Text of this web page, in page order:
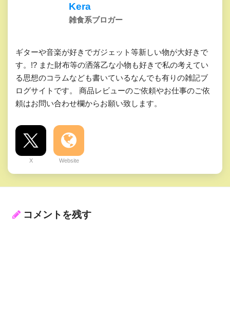
Kera
雑食系ブロガー
ギターや音楽が好きでガジェット等新しい物が大好きで
す。!? また財布等の洒落乙な小物も好きで私の考えてい
る思想のコラムなども書いているなんでも有りの雑記ブ
ログサイトです。 商品レビューのご依頼やお仕事のご依
頼はお問い合わせ欄からお願い致します。
X Website
コメントを残す